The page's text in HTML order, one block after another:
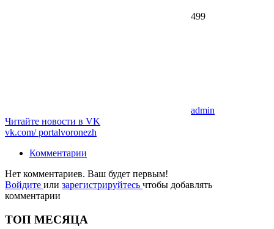
499
admin
Читайте новости в VK
vk.com/portalvoronezh
Комментарии
Нет комментариев. Ваш будет первым!
Войдите или зарегистрируйтесь чтобы добавлять
комментарии
ТОП МЕСЯЦА